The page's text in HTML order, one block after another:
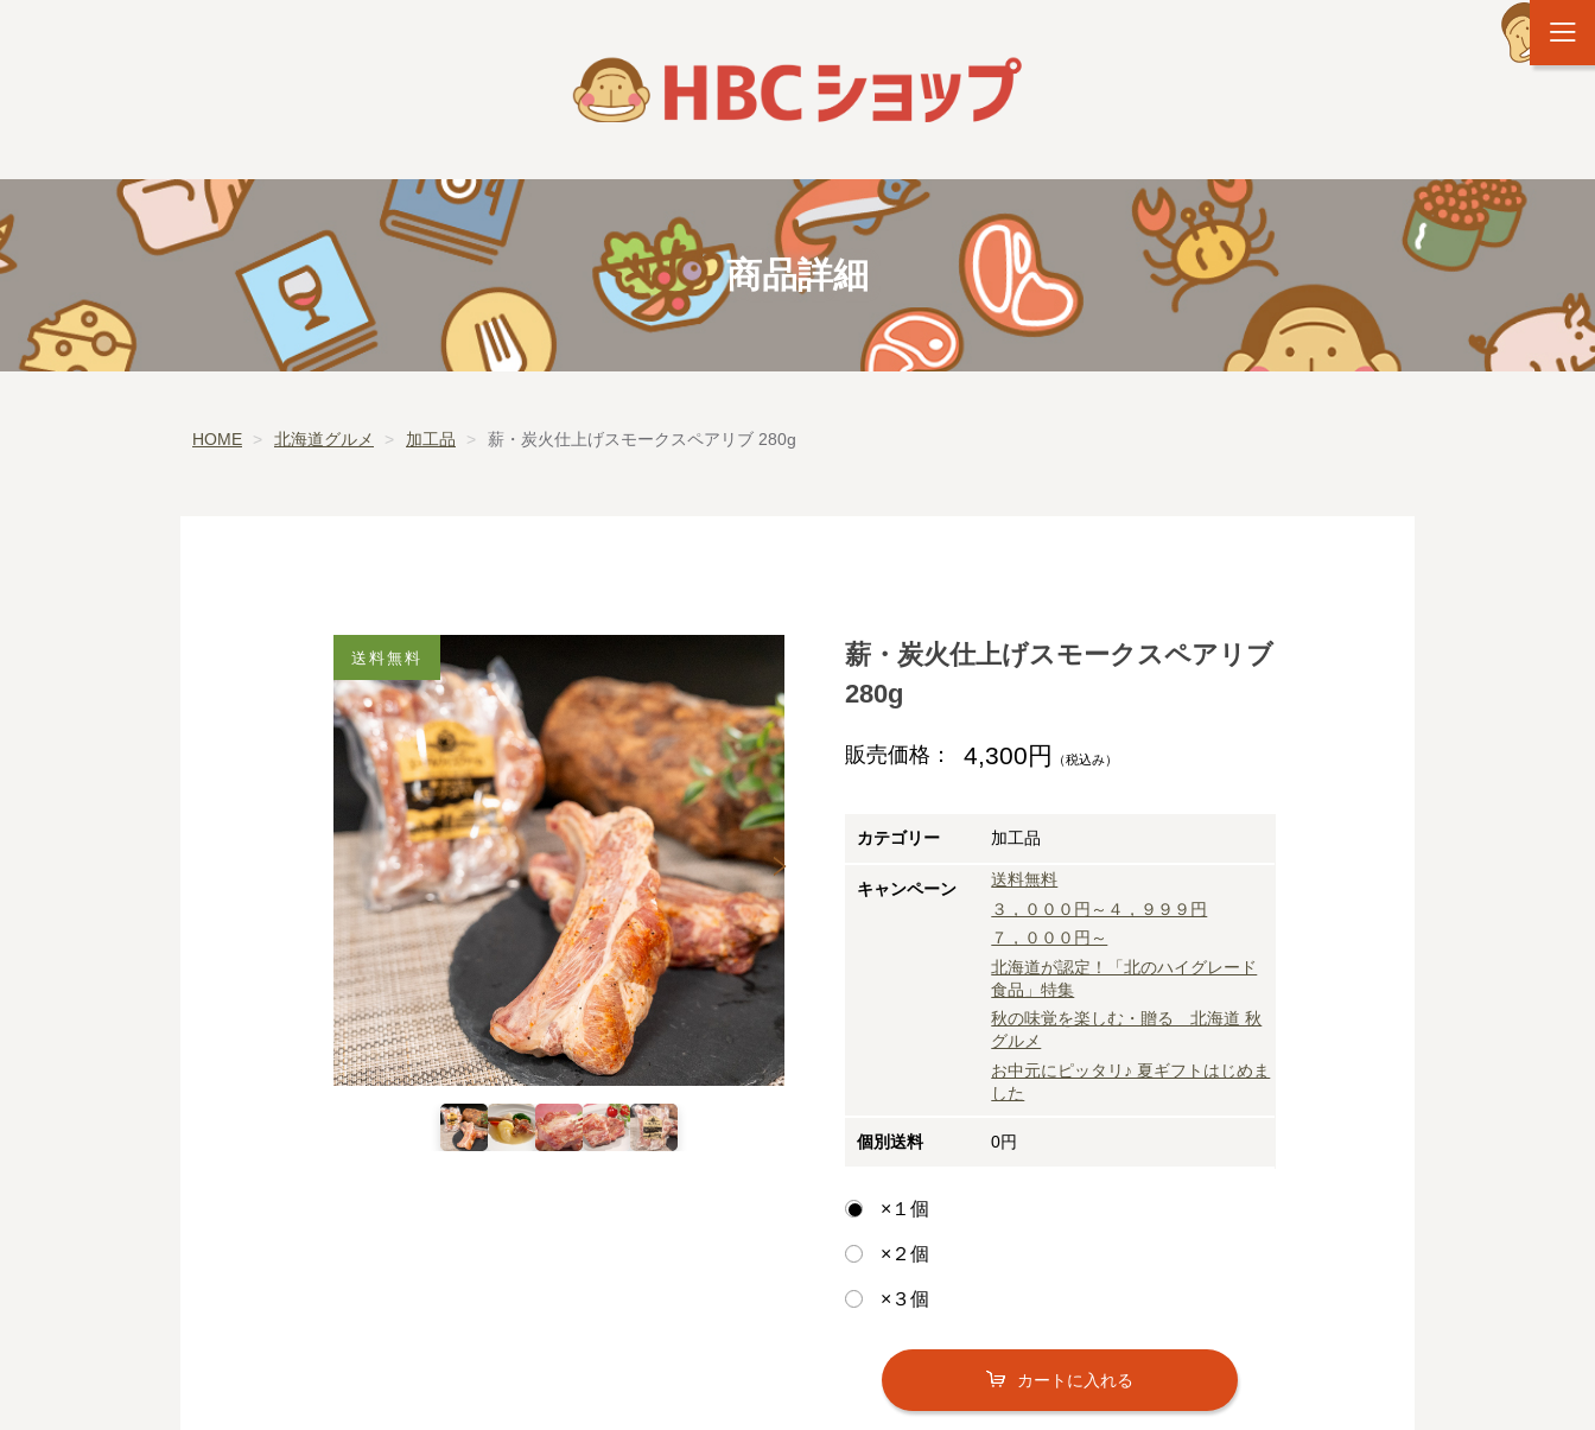
商品詳細
HOME 北海道グルメ 加工品 薪・炭火仕上げスモークスペアリブ 280g
薪・炭火仕上げスモークスペアリブ
280g
販売価格： 4,300円 （税込み）
カテゴリー 加工品
キャンペーン
送料無料
３，０００円～４，９９９円
７，０００円～
北海道が認定！「北のハイグレード
食品」特集
秋の味覚を楽しむ・贈る 北海道 秋
グルメ
お中元にピッタリ♪ 夏ギフトはじめま
した
個別送料 0円
×１個
×２個
×３個
カートに入れる